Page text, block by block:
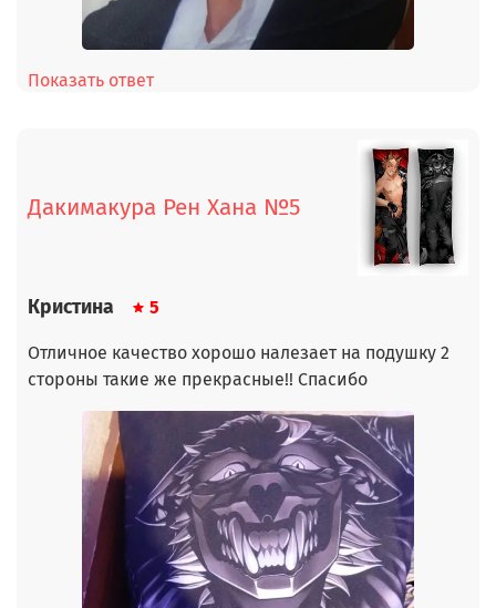
Показать ответ
Дакимакура Рен Хана №5
Кристина 5
Отличное качество хорошо налезает на подушку 2
стороны такие же прекрасные!! Спасибо